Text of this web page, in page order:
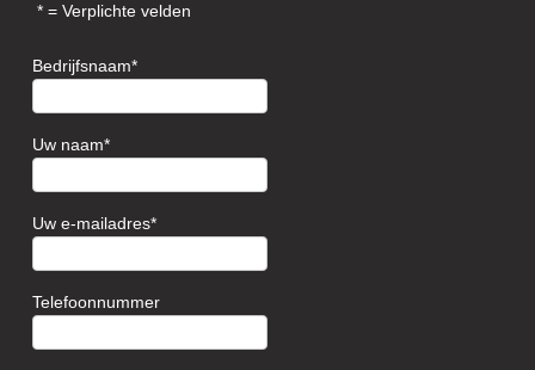
= Verplichte velden
Bedrijfsnaam
Uw naam
Uw e-mailadres
Telefoonnummer